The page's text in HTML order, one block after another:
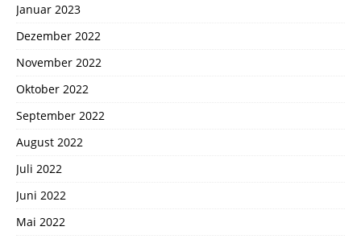
Januar 2023
Dezember 2022
November 2022
Oktober 2022
September 2022
August 2022
Juli 2022
Juni 2022
Mai 2022